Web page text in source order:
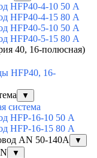
HFP40-4-10 50 А
HFP40-4-15 80 А
HFP40-5-10 50 А
HFP40-5-15 80 А
40, 16-полюсная)
HFP40, 16-
▼
система
HFP-16-10 50 А
HFP-16-15 80 А
AN 50-140А
▼
▼